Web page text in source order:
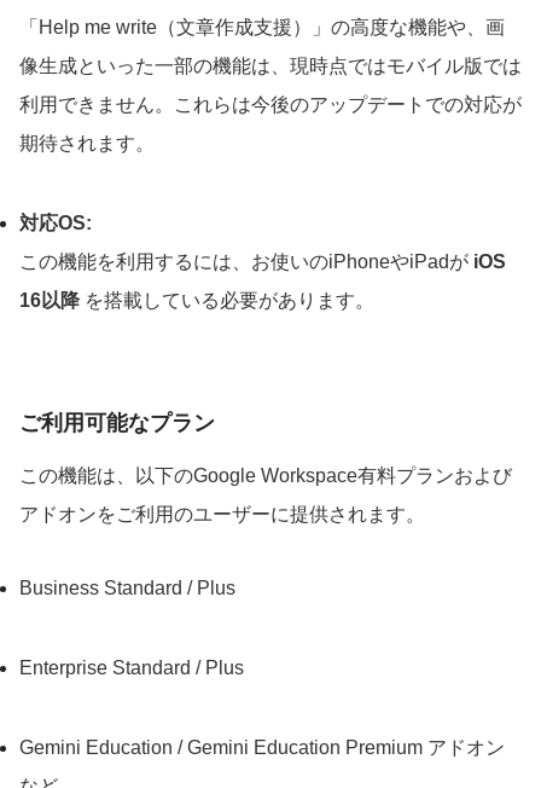
「Help me write（文章作成支援）」の高度な機能や、画
像生成といった一部の機能は、現時点ではモバイル版では
利用できません。これらは今後のアップデートでの対応が
期待されます。
対応OS:
この機能を利用するには、お使いのiPhoneやiPadが iOS
16以降 を搭載している必要があります。
ご利用可能なプラン
この機能は、以下のGoogle Workspace有料プランおよび
アドオンをご利用のユーザーに提供されます。
Business Standard / Plus
Enterprise Standard / Plus
Gemini Education / Gemini Education Premium アドオン